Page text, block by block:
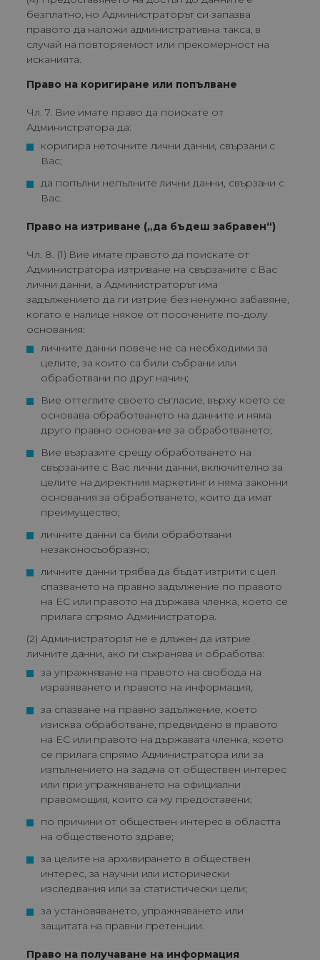
безплатно, но Администраторът си запазва
правото да наложи административна такса, в
случай на повторяемост или прекомерност на
исканията.
Право на коригиране или попълване
Чл. 7. Вие имате право да поискате от
Администратора да:
коригира неточните лични данни, свързани с
Вас;
да попълни непълните лични данни, свързани с
Вас.
Право на изтриване („да бъдеш забравен“)
Чл. 8. (1) Вие имате правото да поискате от
Администратора изтриване на свързаните с Вас
лични данни, а Администраторът има
задължението да ги изтрие без ненужно забавяне,
когато е налице някое от посочените по-долу
основания:
личните данни повече не са необходими за
целите, за които са били събрани или
обработвани по друг начин;
Вие оттеглите своето съгласие, върху което се
основава обработването на данните и няма
друго правно основание за обработването;
Вие възразите срещу обработването на
свързаните с Вас лични данни, включително за
целите на директния маркетинг и няма законни
основания за обработването, които да имат
преимущество;
личните данни са били обработвани
незаконосъобразно;
личните данни трябва да бъдат изтрити с цел
спазването на правно задължение по правото
на ЕС или правото на държава членка, което се
прилага спрямо Администратора.
(2) Администраторът не е длъжен да изтрие
личните данни, ако ги съхранява и обработва:
за упражняване на правото на свобода на
изразяването и правото на информация;
за спазване на правно задължение, което
изисква обработване, предвидено в правото
на ЕС или правото на държавата членка, което
се прилага спрямо Администратора или за
изпълнението на задача от обществен интерес
или при упражняването на официални
правомощия, които са му предоставени;
по причини от обществен интерес в областта
на общественото здраве;
за целите на архивирането в обществен
интерес, за научни или исторически
изследвания или за статистически цели;
за установяването, упражняването или
защитата на правни претенции.
Право на получаване на информация